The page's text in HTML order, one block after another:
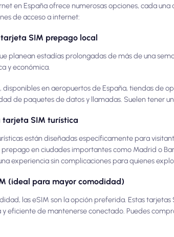
en España ofrece numerosas opciones, cada
de acceso a internet:
tarjeta SIM prepago local
planean estadías prolongadas de más de una
y económica.
disponibles en aeropuertos de España, tiendas de
de paquetes de datos y llamadas. Suelen tener
tarjeta SIM turística
están diseñadas específicamente para
en ciudades importantes como Madrid o
experiencia sin complicaciones para quienes
(ideal para mayor comodidad)
las eSIM son la opción preferida. Estas
y eficiente de mantenerse conectado. Puedes